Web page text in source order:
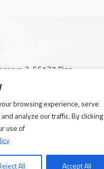
browsing experience, serve
analyze our traffic. By clicking
use of
All Accept All
3, 56127 Pisa
333
08,30 alle 19,00
01 giugno, dal 10 al 21